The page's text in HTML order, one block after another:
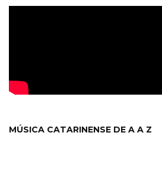
MÚSICA CATARINENSE DE A A Z